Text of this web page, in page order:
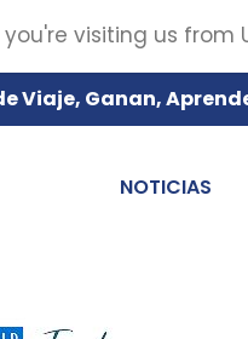
Viaje, Ganan,
NOTICIAS
visiting us from